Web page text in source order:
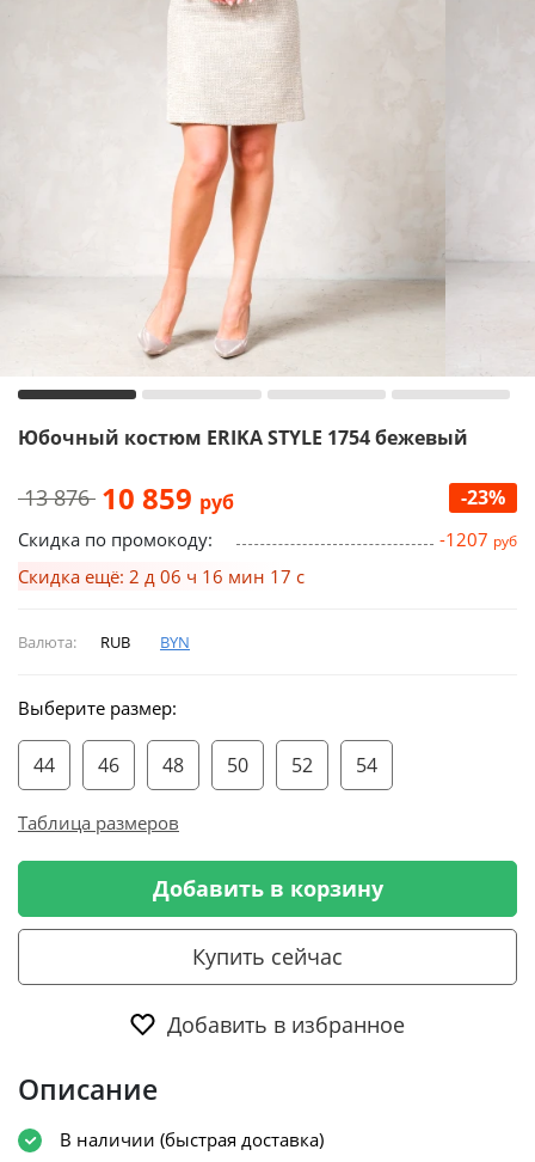
Юбочный костюм ERIKA STYLE 1754 бежевый
13 876 10 859 руб -23%
Скидка по промокоду: -1207 руб
Скидка ещё: 2 д 06 ч 16 мин 17 с
Валюта: RUB BYN
Выберите размер:
44 46 48 50 52 54
Таблица размеров
Добавить в корзину
Купить сейчас
Добавить в избранное
Описание
В наличии (быстрая доставка)